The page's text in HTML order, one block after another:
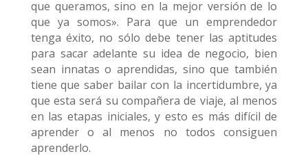
que queramos, sino en la mejor versión de lo
que ya somos». Para que un emprendedor
tenga éxito, no sólo debe tener las aptitudes
para sacar adelante su idea de negocio, bien
sean innatas o aprendidas, sino que también
tiene que saber bailar con la incertidumbre, ya
que esta será su compañera de viaje, al menos
en las etapas iniciales, y esto es más difícil de
aprender o al menos no todos consiguen
aprenderlo.